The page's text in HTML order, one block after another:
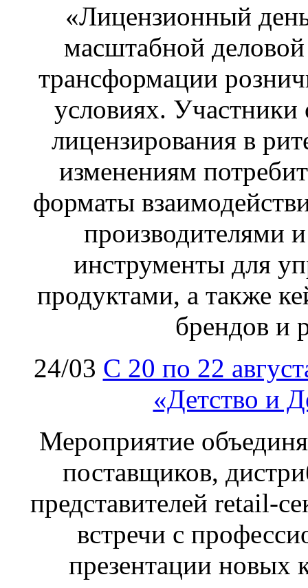
«Лицензионный
масштабной
трансформации
условиях. Участники
лицензирования в
изменениям
форматы
производителями
инструменты для
продуктами, а также
брендов и
24/03 C 20 по 22
«Детство и
Мероприятие
поставщиков,
представителей retail-
встречи с
презентации новых